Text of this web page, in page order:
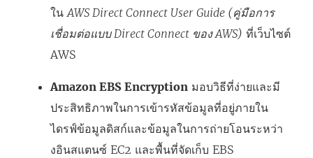
ในAWS Direct Connect User Guide (คู่มือการ
เชื่อมต่อแบบ Direct Connect ของ AWS) ที่เว็บไซต์
AWS
Amazon EBS Encryption มอบวิธีที่ง่ายและมี
ประสิทธิภาพในการเข้ารหัสข้อมูลที่อยู่ภายใน
ไดรฟ์ข้อมูลดิสก์และข้อมูลในการถ่ายโอนระหว่า
งอินสแตนซ์ EC2 และพื้นที่จัดเก็บ EBS